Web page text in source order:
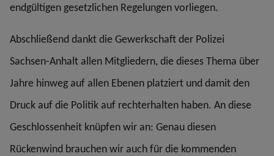
endgültigen gesetzlichen Regelungen vorliegen.
Abschließend dankt die Gewerkschaft der Polizei
Sachsen-Anhalt allen Mitgliedern, die dieses Thema über
Jahre hinweg auf allen Ebenen platziert und damit den
Druck auf die Politik auf rechterhalten haben. An diese
Geschlossenheit knüpfen wir an: Genau diesen
Rückenwind brauchen wir auch für die kommenden